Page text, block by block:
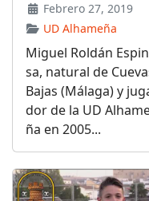
Febrero 27, 2019
UD Alhameña
Miguel Roldán
sa, natural de
Bajas (Málaga) y
dor de la UD
ña en 2005...